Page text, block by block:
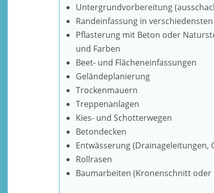
Untergrundvorbereitung
Randeinfassung in
Pflasterung mit Beton oder
und Farben
Beet- und Flächeneinfassungen
Geländeplanierung
Trockenmauern
Treppenanlagen
Kies- und Schotterwegen
Betondecken
Entwässerung (Drainageleitungen,
Rollrasen
Baumarbeiten (Kronenschnitt oder